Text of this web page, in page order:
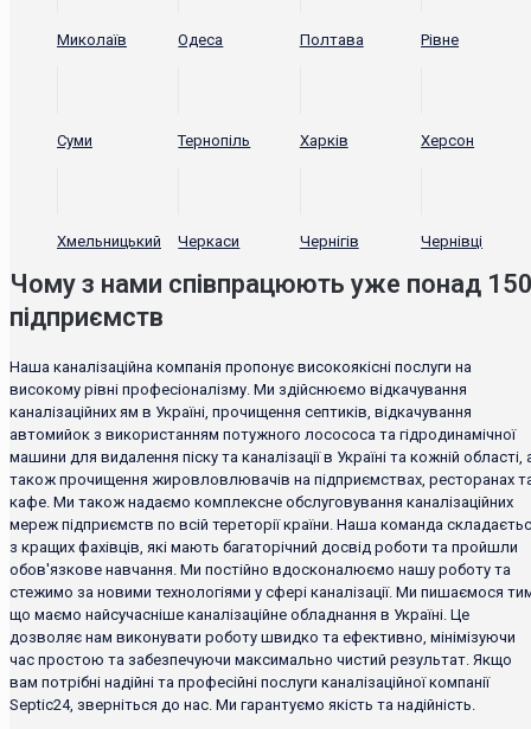
Миколаїв Одеса Полтава Рівне
Суми Тернопіль Харків Херсон
Хмельницький Черкаси Чернігів Чернівці
Чому з нами співпрацюють уже понад
підприємств
Наша каналізаційна компанія пропонує високоякісні послуги на
високому рівні професіоналізму. Ми здійснюємо відкачування
каналізаційних ям в Україні, прочищення септиків, відкачування
автомийок з використанням потужного лосососа та гідродинамічної
машини для видалення піску та каналізації в Україні та кожній області,
також прочищення жировловлювачів на підприємствах, ресторанах
кафе. Ми також надаємо комплексне обслуговування каналізаційних
мереж підприємств по всій тереторії країни. Наша команда
з кращих фахівців, які мають багаторічний досвід роботи та пройшли
обов'язкове навчання. Ми постійно вдосконалюємо нашу роботу та
стежимо за новими технологіями у сфері каналізації. Ми пишаємося
що маємо найсучасніше каналізаційне обладнання в Україні. Це
дозволяє нам виконувати роботу швидко та ефективно, мінімізуючи
час простою та забезпечуючи максимально чистий результат. Якщо
вам потрібні надійні та професійні послуги каналізаційної компанії
Septic24, зверніться до нас. Ми гарантуємо якість та надійність.